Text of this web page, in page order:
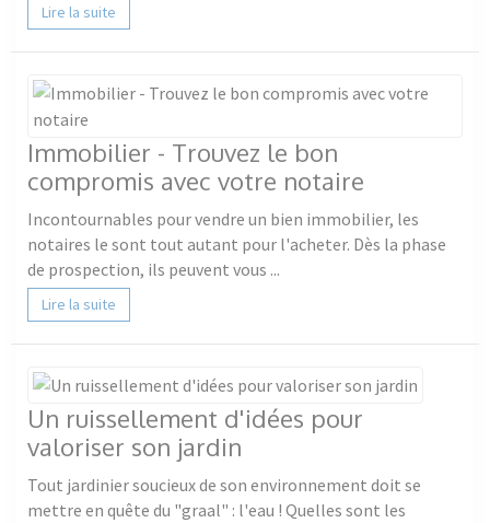
Lire la suite
Immobilier - Trouvez le bon
compromis avec votre notaire
Incontournables pour vendre un bien immobilier, les
notaires le sont tout autant pour l'acheter. Dès la phase
de prospection, ils peuvent vous ...
Lire la suite
Un ruissellement d'idées pour
valoriser son jardin
Tout jardinier soucieux de son environnement doit se
mettre en quête du "graal" : l'eau ! Quelles sont les